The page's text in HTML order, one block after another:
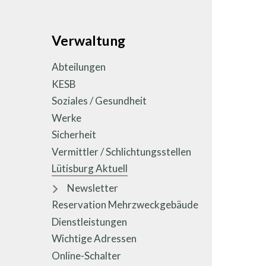
Unternavigation
Verwaltung
Abteilungen
KESB
Soziales / Gesundheit
Werke
Sicherheit
Vermittler / Schlichtungsstellen
Lütisburg Aktuell
Newsletter
Reservation Mehrzweckgebäude
Dienstleistungen
Wichtige Adressen
Online-Schalter